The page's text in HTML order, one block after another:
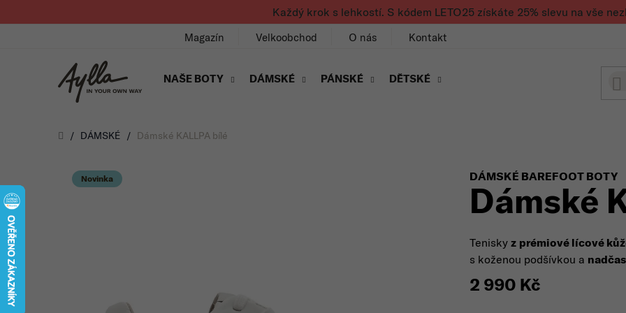
Každý krok s lehkostí. S kódem LETO25 získáte 25% slevu na vše
Magazín Velkoobchod O nás Kontakt
NAŠE BOTY DÁMSKÉ PÁNSKÉ DĚTSKÉ
Úvod
/ DÁMSKÉ / Dámské KALLPA bílé
DÁMSKÉ BAREFOOT BOTY
Dámské
Tenisky z prémiové lícové
s koženou podšívkou a
2 990 Kč
Novinka